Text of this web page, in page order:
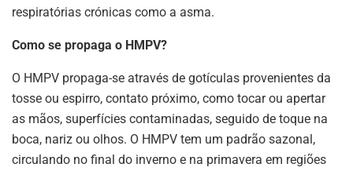
respiratórias crónicas como a asma.
Como se propaga o HMPV?
O HMPV propaga-se através de gotículas provenientes da
tosse ou espirro, contato próximo, como tocar ou apertar
as mãos, superfícies contaminadas, seguido de toque na
boca, nariz ou olhos. O HMPV tem um padrão sazonal,
circulando no final do inverno e na primavera em regiões